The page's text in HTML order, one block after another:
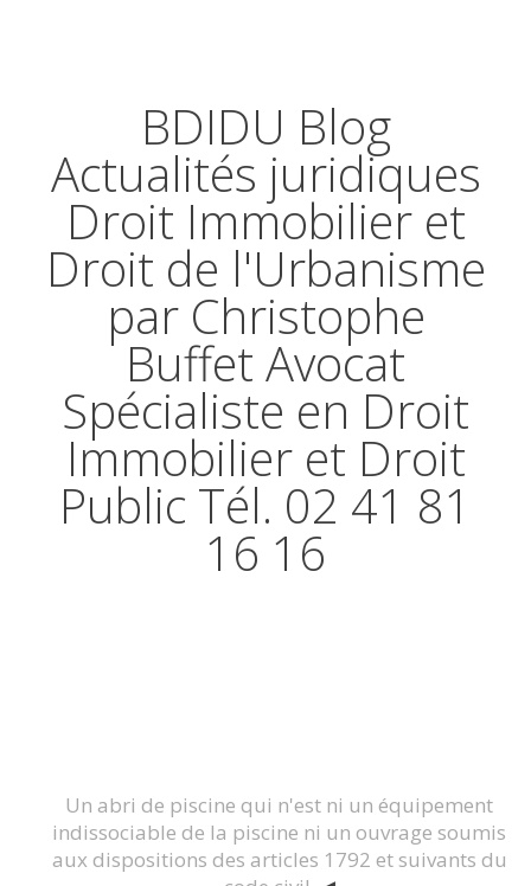
BDIDU Blog
Actualités juridiques
Droit Immobilier et
Droit de l'Urbanisme
par Christophe
Buffet Avocat
Spécialiste en Droit
Immobilier et Droit
Public Tél. 02 41 81
16 16
Un abri de piscine qui n'est ni un équipement
indissociable de la piscine ni un ouvrage soumis
aux dispositions des articles 1792 et suivants du